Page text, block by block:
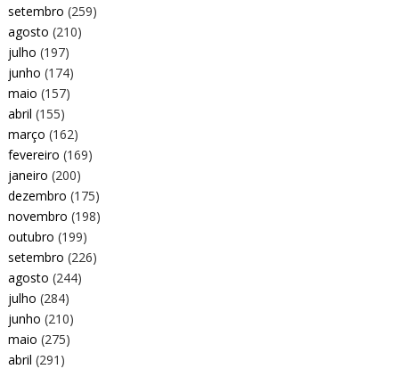
setembro (259)
agosto (210)
julho (197)
junho (174)
maio (157)
abril (155)
março (162)
fevereiro (169)
janeiro (200)
dezembro (175)
novembro (198)
outubro (199)
setembro (226)
agosto (244)
julho (284)
junho (210)
maio (275)
abril (291)